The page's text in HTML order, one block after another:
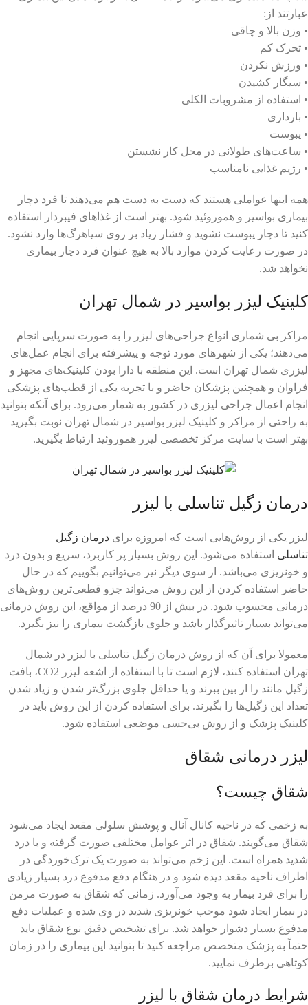
عبارتند از:
• وزن بالا و چاقی
• تحرک کم
• ورزش نکردن
• سیگار کشیدن
• استفاده از مشروبات الکلی
• بارداری
• یبوست
• ساعت‌های طولانی در محل کار نشستن
• رژیم غذایی نامناسب
همه اینها عواملی هستند که دست به دست هم می‌دهند تا فرد دچار
بیماری بواسیر و هموروئید شود. بهتر است از غذاهای فیبردار استفاده
کنید تا دچار یبوست نشوید و فشار زیاد بر روی سیاهرگ‌ها وارد نشود.
در صورت رعایت کردن موارد بالا به هیچ عنوان فرد دچار بیماری
نخواهد شد.
کلینیک لیزر بواسیر در شمال تهران
مراکز بی‌ شماری انواع جراحی‌های لیزر را به صورت سرپایی انجام
می‌دهند؛ یکی از شهرهای مورد توجه و پیشرفته برای انجام عمل‌های
لیزری شمال تهران است. این منطقه با دارا بودن کلینیک‌های مجهز و
فراوان و همچنین پزشکان حاضر و با تجربه یکی از قطب‌های پزشکی
انجام اعمال جراحی لیزری در کشور به شمار می‌رود. برای آنکه بتوانید
به راحتی از مراکز و کلینیک لیزر بواسیر در شمال تهران نوبت بگیرید
بهتر است با سایت مرکز تخصصی لیزر هموروئید ارتباط بگیرید.
درمان زگیل تناسلی با لیزر
لیزر یکی از روش‌هایی است که امروزه برای درمان زگیل
تناسلی استفاده می‌شود. این روش بسیار پر کاربرد، سریع و بدون درد
و خونریزی می‌باشد. از سوی دیگر نیز می‌توانیم بگوییم که در حال
حاضر استفاده کردن از این روش می‌تواند جزو قطعی‌ترین روش‌های
درمانی محسوب شود. در بیش از 90 درصد از مواقع، این روش درمانی
می‌تواند بسیار تاثیرگذار باشد و جلوی بازگشت بیماری را نیز بگیرد.
معمولا برای آن که از روش درمان زگیل تناسلی با لیزر در شمال
تهران استفاده کنند، لازم است تا با استفاده از اشعه لیزر CO2، بافت
زگیل مانند را از بین ببرند و یا حداقل جلوی بزرگ‌تر شدن و زیاد شدن
تعداد این زگیل‌ها را بگیرند. برای استفاده کردن از این روش باید در
کلینیک پزشک و از روش بی‌حسی موضعی استفاده شود.
لیزر درمانی شقاق
شقاق چیست؟
به زخمی که در ناحیه کانال آنال و پوشش سلولی مقعد ایجاد می‌شود
شقاق می‌گویند. شقاق در اثر عوامل مختلفی صورت گرفته و با درد
شدید همراه است. این زخم می‌تواند به صورت یک ترک‌خوردگی در
اطراف ناحیه مقعد دیده شود و در هنگام دفع مدفوع درد بسیار زیادی
را برای فرد بیمار به وجود می‌آورد. زمانی که شقاق به صورت مزمن
در بیمار ایجاد شود موجب خونریزی شدید در وی شده و عملیات دفع
مدفوع بسیار دشوار خواهد شد. برای تشخیص دقیق نوع شقاق باید
حتماً به پزشک متخصص مراجعه کنید تا بتوانید این بیماری را در زمان
کوتاهی برطرف نمایید.
شرایط درمان شقاق با لیزر